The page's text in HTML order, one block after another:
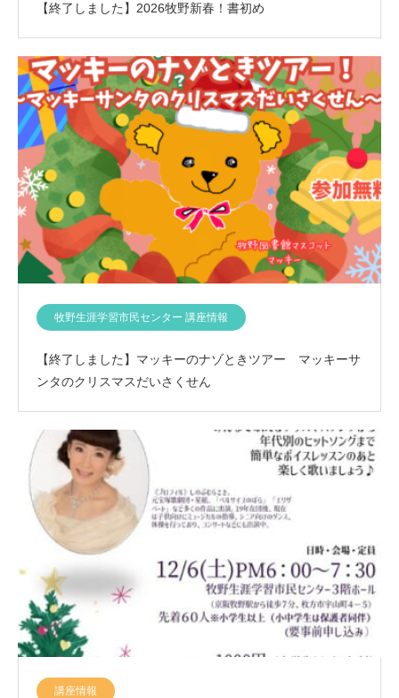
【終了しました】2026牧野新春！書初め
牧野生涯学習市民センター 講座情報
【終了しました】マッキーのナゾときツアー マッキーサ
ンタのクリスマスだいさくせん
講座情報